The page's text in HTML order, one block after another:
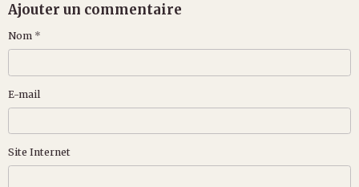
Ajouter un commentaire
Nom
E-mail
Site Internet